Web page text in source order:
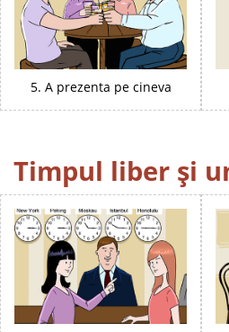
5. A prezenta pe cineva
Timpul liber și